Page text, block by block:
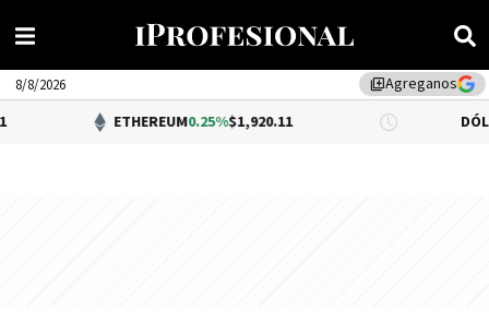
library_addAgreganos
8/8/2026
ETHEREUM 0.25%$1,920.11 DÓLAR BNA